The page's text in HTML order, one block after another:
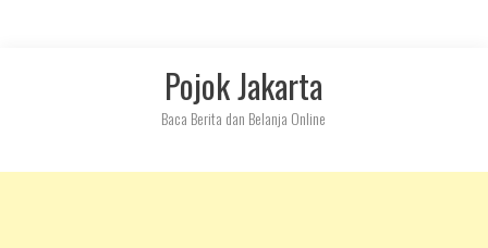
Pojok Jakarta
Baca Berita dan Belanja Online